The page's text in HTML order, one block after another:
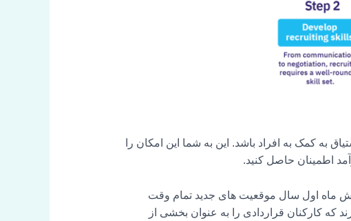
به کمک به افراد باشد. این به شما این امکان را
اطمینان حاصل کنید.
درصد از شرکت ها قصد دارند در شش ماه اول سال موقعیت های جدید تمام وقت
استخدام برای موقعیت های خالی را پیش بینی می کنند و 67٪ انتظار دارند که کارکنان قراردادی را به عنوان بخشی از